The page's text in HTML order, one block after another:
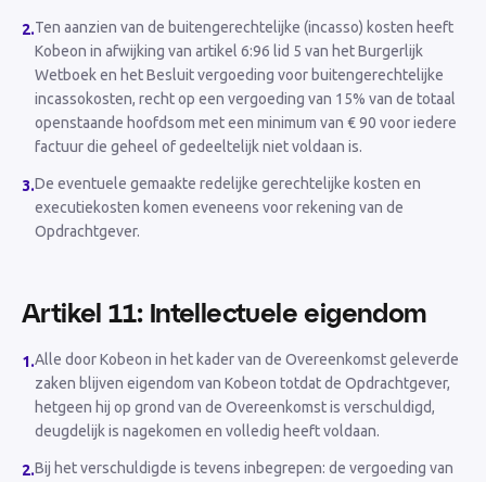
2.Ten aanzien van de buitengerechtelijke (incasso) kosten heeft
Kobeon in afwijking van artikel 6:96 lid 5 van het Burgerlijk
Wetboek en het Besluit vergoeding voor buitengerechtelijke
incassokosten, recht op een vergoeding van 15% van de totaal
openstaande hoofdsom met een minimum van € 90 voor iedere
factuur die geheel of gedeeltelijk niet voldaan is.
3.De eventuele gemaakte redelijke gerechtelijke kosten en
executiekosten komen eveneens voor rekening van de
Opdrachtgever.
Artikel 11: Intellectuele eigendom
1.Alle door Kobeon in het kader van de Overeenkomst geleverde
zaken blijven eigendom van Kobeon totdat de Opdrachtgever,
hetgeen hij op grond van de Overeenkomst is verschuldigd,
deugdelijk is nagekomen en volledig heeft voldaan.
2.Bij het verschuldigde is tevens inbegrepen: de vergoeding van